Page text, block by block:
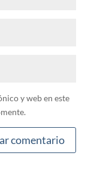
y web en este